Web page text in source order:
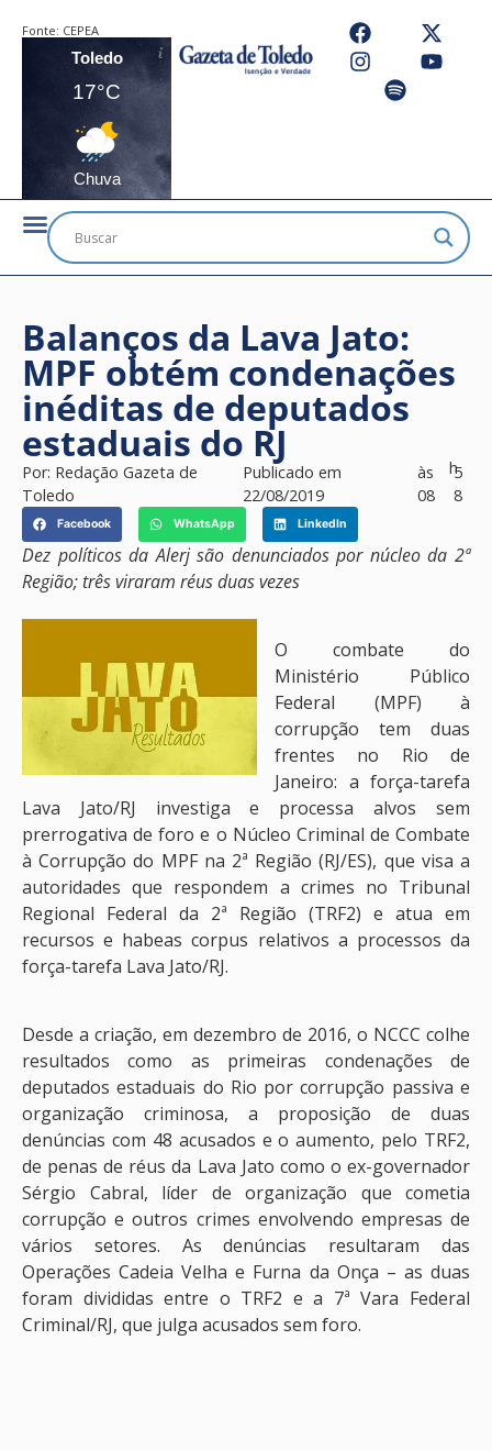
Fonte: CEPEA
Toledo
17°C
Chuva
Balanços da Lava Jato:
MPF obtém condenações
inéditas de deputados
estaduais do RJ
Por: Redação Gazeta de
Toledo
Publicado em
22/08/2019
às
08
h5
8
Facebook WhatsApp LinkedIn
Dez políticos da Alerj são denunciados por núcleo da 2ª
Região; três viraram réus duas vezes
O combate do
Ministério Público
Federal (MPF) à
corrupção tem duas
frentes no Rio de
Janeiro: a força-tarefa
Lava Jato/RJ investiga e processa alvos sem
prerrogativa de foro e o Núcleo Criminal de Combate
à Corrupção do MPF na 2ª Região (RJ/ES), que visa a
autoridades que respondem a crimes no Tribunal
Regional Federal da 2ª Região (TRF2) e atua em
recursos e habeas corpus relativos a processos da
força-tarefa Lava Jato/RJ.
Desde a criação, em dezembro de 2016, o NCCC colhe
resultados como as primeiras condenações de
deputados estaduais do Rio por corrupção passiva e
organização criminosa, a proposição de duas
denúncias com 48 acusados e o aumento, pelo TRF2,
de penas de réus da Lava Jato como o ex-governador
Sérgio Cabral, líder de organização que cometia
corrupção e outros crimes envolvendo empresas de
vários setores. As denúncias resultaram das
Operações Cadeia Velha e Furna da Onça – as duas
foram divididas entre o TRF2 e a 7ª Vara Federal
Criminal/RJ, que julga acusados sem foro.